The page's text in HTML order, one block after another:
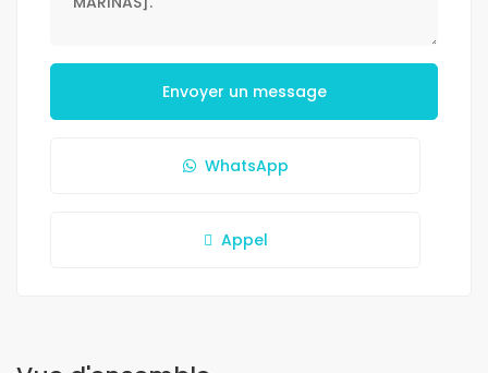
Envoyer un message
WhatsApp
Appel